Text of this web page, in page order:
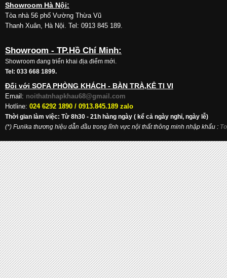
Showroom Hà Nội:
Tòa nhà 56 phố Vường Thừa Vũ
Thanh Xuân, Hà Nội. Tel: 0913 845 189.
Showroom - TP.Hồ Chí Minh:
Showroom đang triển khai địa điểm mới.
Tel: 033 668 1899.
Đối với SOFA PHÒNG KHÁCH - BÀN TRÀ,KỆ TI VI
Email: noithatnhapkhau68@gmail.com
Hotline: 024 6292 1890 / 0913.845.189 zalo
Thời gian làm việc: Từ 8h30 - 21h hàng ngày ( kể cả ngày nghỉ, ngày lễ)
(*) Funika thương hiệu dẫn đầu trong lĩnh vực nội thất thông minh nhập khẩu :